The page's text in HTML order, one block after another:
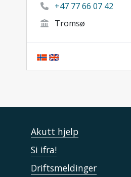
+47 77 66 07 42
Tromsø
Akutt hjelp
Si ifra!
Driftsmeldinger